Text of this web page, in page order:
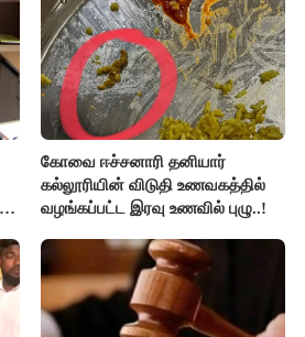
கோவை ஈச்சனாரி தனியார்
கல்லூரியின் விடுதி உணவகத்தில்
வழங்கப்பட்ட இரவு உணவில் புழு..!